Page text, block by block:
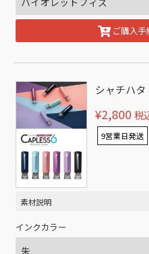
ご購入手
シャチハ
¥2,800 税
9営業日発送
素材説明
インクカラー